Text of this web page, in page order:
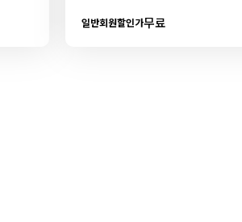
일반회원할인가무료